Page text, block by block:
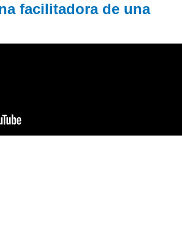
facilitadora de una